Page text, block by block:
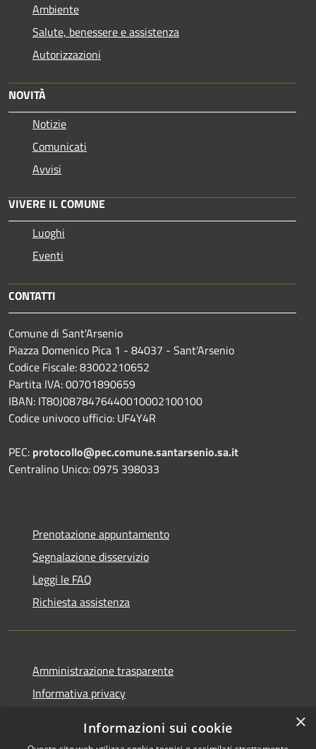
Ambiente
Salute, benessere e assistenza
Autorizzazioni
NOVITÀ
Notizie
Comunicati
Avvisi
VIVERE IL COMUNE
Luoghi
Eventi
CONTATTI
Comune di Sant'Arsenio
Piazza Domenico Pica 1 - 84037 - Sant'Arsenio
Codice Fiscale: 83002210652
Partita IVA: 00701890659
IBAN: IT80J0878476440010002100100
Codice univoco ufficio: UF4Y4R
PEC: protocollo@pec.comune.santarsenio.sa.it
Centralino Unico: 0975 398033
Prenotazione appuntamento
Segnalazione disservizio
Leggi le FAQ
Richiesta assistenza
Amministrazione trasparente
Informativa privacy
Dichiarazione di accessibilità
×
Informazioni sui cookie